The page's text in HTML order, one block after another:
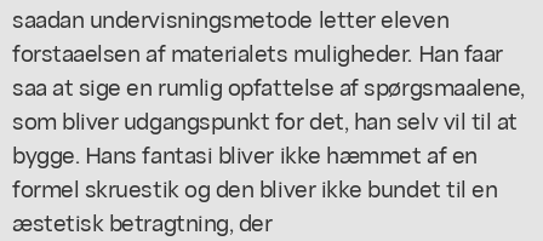
saadan undervisningsmetode letter eleven
forstaaelsen af materialets muligheder. Han faar
saa at sige en rumlig opfattelse af spørgsmaalene,
som bliver udgangspunkt for det, han selv vil til at
bygge. Hans fantasi bliver ikke hæmmet af en
formel skruestik og den bliver ikke bundet til en
æstetisk betragtning, der